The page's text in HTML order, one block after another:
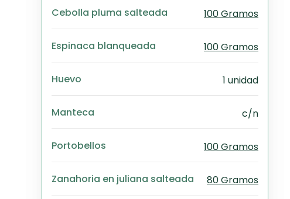
Cebolla pluma salteada 100 Gramos
Espinaca blanqueada 100 Gramos
Huevo 1 unidad
Manteca c/n
Portobellos 100 Gramos
Zanahoria en juliana salteada 80 Gramos